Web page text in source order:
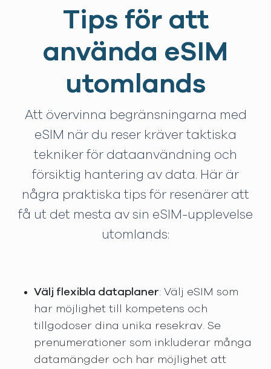
Tips för att
använda eSIM
utomlands
Att övervinna begränsningarna med
eSIM när du reser kräver taktiska
tekniker för dataanvändning och
försiktig hantering av data. Här är
några praktiska tips för resenärer att
få ut det mesta av sin eSIM-upplevelse
utomlands:
Välj flexibla dataplaner: Välj eSIM som
har möjlighet till kompetens och
tillgodoser dina unika resekrav. Se
prenumerationer som inkluderar många
datamängder och har möjlighet att